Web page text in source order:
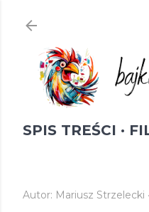
SPIS TREŚCI
Autor: Mariusz Strzelecki